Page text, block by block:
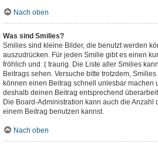
Nach oben
Was sind Smilies?
Smilies sind kleine Bilder, die benutzt werden
auszudrücken. Für jeden Smilie gibt es einen
fröhlich und :( traurig. Die Liste aller Smilies
Beitrags sehen. Versuche bitte trotzdem,
können einen Beitrag schnell unlesbar machen
deshalb deinen Beitrag entsprechend
Die Board-Administration kann auch die Anzahl
einem Beitrag benutzen kannst.
Nach oben